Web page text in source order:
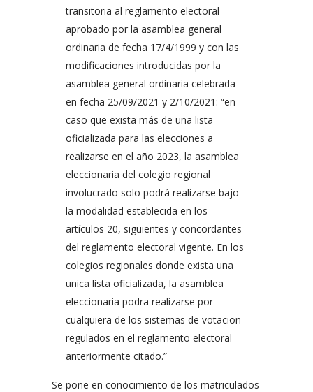
transitoria al reglamento electoral
aprobado por la asamblea general
ordinaria de fecha 17/4/1999 y con las
modificaciones introducidas por la
asamblea general ordinaria celebrada
en fecha 25/09/2021 y 2/10/2021: “en
caso que exista más de una lista
oficializada para las elecciones a
realizarse en el año 2023, la asamblea
eleccionaria del colegio regional
involucrado solo podrá realizarse bajo
la modalidad establecida en los
artículos 20, siguientes y concordantes
del reglamento electoral vigente. En los
colegios regionales donde exista una
unica lista oficializada, la asamblea
eleccionaria podra realizarse por
cualquiera de los sistemas de votacion
regulados en el reglamento electoral
anteriormente citado.”
Se pone en conocimiento de los matriculados